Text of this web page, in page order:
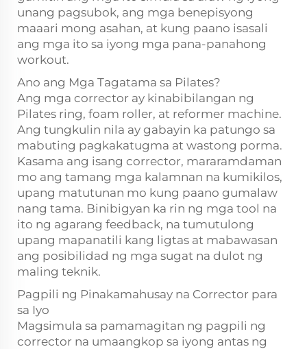
unang pagsubok, ang mga benepisyong
maaari mong asahan, at kung paano isasali
ang mga ito sa iyong mga pana-panahong
workout.
Ano ang Mga Tagatama sa Pilates?
Ang mga corrector ay kinabibilangan ng
Pilates ring, foam roller, at reformer machine.
Ang tungkulin nila ay gabayin ka patungo sa
mabuting pagkakatugma at wastong porma.
Kasama ang isang corrector, mararamdaman
mo ang tamang mga kalamnan na kumikilos,
upang matutunan mo kung paano gumalaw
nang tama. Binibigyan ka rin ng mga tool na
ito ng agarang feedback, na tumutulong
upang mapanatili kang ligtas at mabawasan
ang posibilidad ng mga sugat na dulot ng
maling teknik.
Pagpili ng Pinakamahusay na Corrector para
sa Iyo
Magsimula sa pamamagitan ng pagpili ng
corrector na umaangkop sa iyong antas ng